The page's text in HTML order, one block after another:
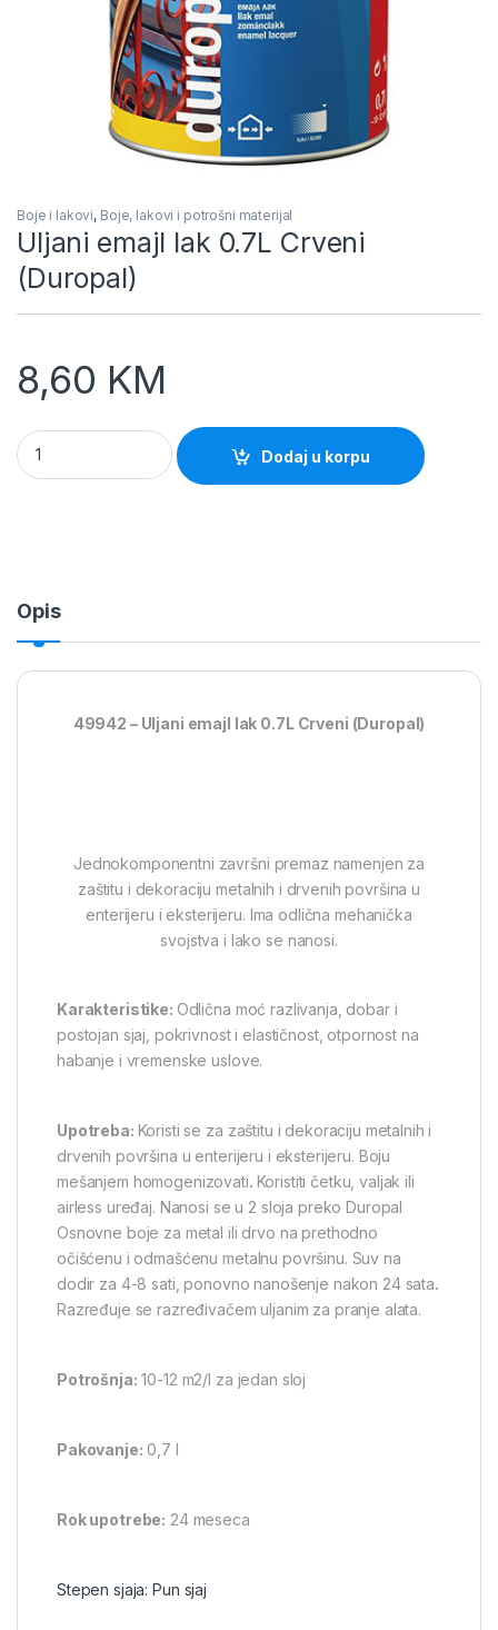
Boje i lakovi, Boje, lakovi i potrošni materijal
Uljani emajl lak 0.7L Crveni
(Duropal)
8,60 KM
Uljani emajl lak 0.7L Crveni (Duropal) quantity
Dodaj u korpu
Opis
49942 – Uljani emajl lak 0.7L Crveni (Duropal)
Jednokomponentni završni premaz namenjen za
zaštitu i dekoraciju metalnih i drvenih površina u
enterijeru i eksterijeru. Ima odlična mehanička
svojstva i lako se nanosi.
Karakteristike: Odlična moć razlivanja, dobar i
postojan sjaj, pokrivnost i elastičnost, otpornost na
habanje i vremenske uslove.
Upotreba: Koristi se za zaštitu i dekoraciju metalnih i
drvenih površina u enterijeru i eksterijeru. Boju
mešanjem homogenizovati. Koristiti četku, valjak ili
airless uređaj. Nanosi se u 2 sloja preko Duropal
Osnovne boje za metal ili drvo na prethodno
očišćenu i odmašćenu metalnu površinu. Suv na
dodir za 4-8 sati, ponovno nanošenje nakon 24 sata.
Razređuje se razređivačem uljanim za pranje alata.
Potrošnja: 10-12 m2/l za jedan sloj
Pakovanje: 0,7 l
Rok upotrebe: 24 meseca
Stepen sjaja: Pun sjaj